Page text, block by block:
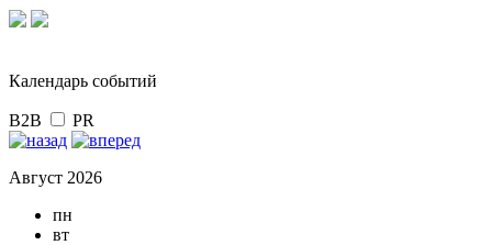
Календарь событий
B2B PR
Август 2026
пн
вт